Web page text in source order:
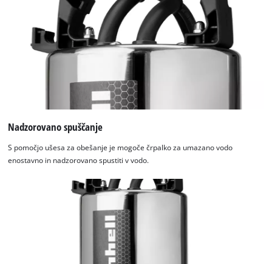
Za nalaganje storitve Google Maps
potrebujemo vaše soglasje!
This content is not permitted to load due
to trackers that are not disclosed to the
visitor. The website owner needs to setup
the site with their CMP to add this content
to the list of technologies used.
Powered by
Management Platform
Nadzorovano spuščanje
S pomočjo ušesa za obešanje je mogoče črpalko za umazano vodo
enostavno in nadzorovano spustiti v vodo.